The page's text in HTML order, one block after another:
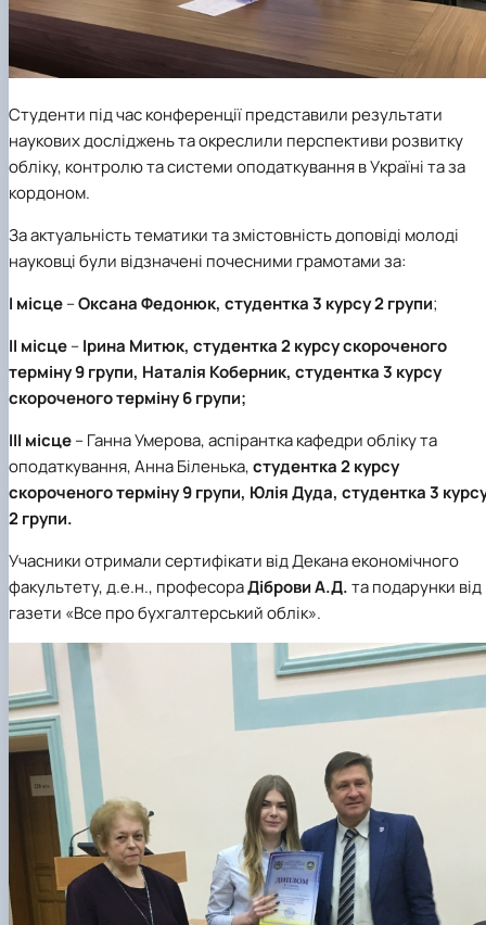
Студенти під час конференції представили результати
наукових досліджень та окреслили перспективи розвитку
обліку, контролю та системи оподаткування в Україні та за
кордоном.
За актуальність тематики та змістовність доповіді молоді
науковці були відзначені почесними грамотами за:
І місце–Оксана Федонюк, студентка 3 курсу 2 групи;
ІІ місце–Ірина Митюк, студентка 2 курсу скороченого
терміну 9 групи, Наталія Коберник, студентка 3 курсу
скороченого терміну 6 групи;
ІІІ місце– Ганна Умерова, аспірантка кафедри обліку та
оподаткування, Анна Біленька,студентка 2 курсу
скороченого терміну 9 групи, Юлія Дуда, студентка 3
2 групи.
Учасники отримали сертифікати від Декана економічного
факультету, д.е.н., професораДіброви А.Д.та подарунки від
газети «Все про бухгалтерський облік».